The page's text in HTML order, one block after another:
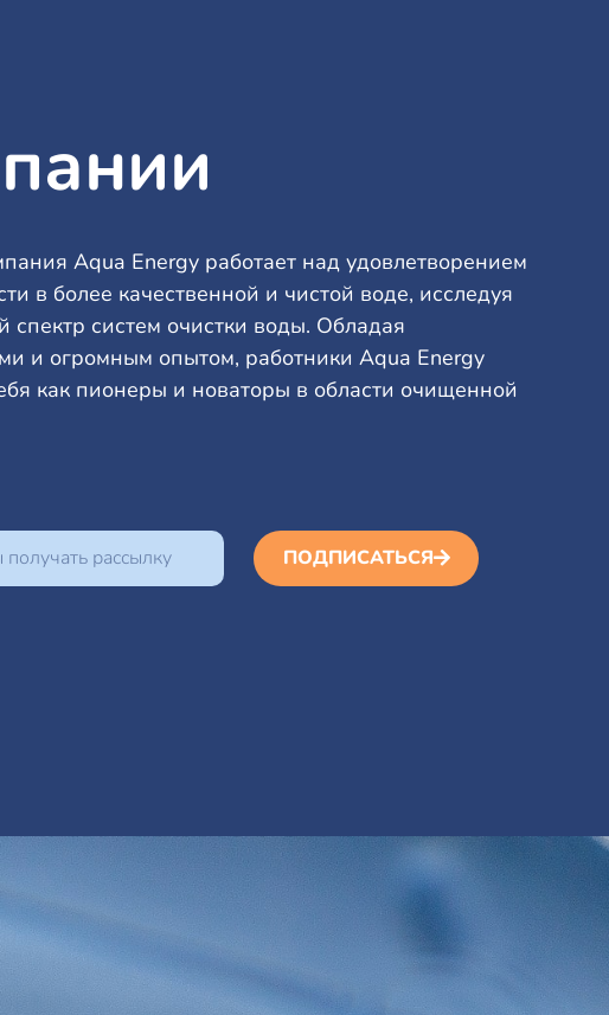
Aqua Energy работает над удовлетворением
в более качественной и чистой воде, исследуя
систем очистки воды. Обладая
и огромным опытом, работники Aqua Energy
как пионеры и новаторы в области очищенной
ПОДПИСАТЬСЯ